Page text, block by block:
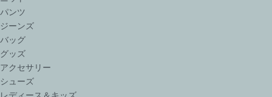
パンツ
ジーンズ
バッグ
グッズ
アクセサリー
シューズ
レディース＆キッズ